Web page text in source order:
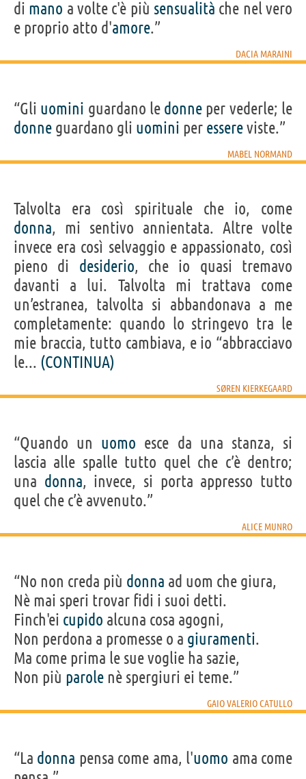
di mano a volte c'è più sensualità che nel vero
e proprio atto d'amore.”
DACIA MARAINI
“Gli uomini guardano le donne per vederle; le
donne guardano gli uomini per essereviste.”
MABEL NORMAND
Talvolta era così spirituale che io, come
donna, mi sentivo annientata. Altre volte
invece era così selvaggio e appassionato, così
pieno di desiderio, che io quasi tremavo
davanti a lui. Talvolta mi trattava come
un’estranea, talvolta si abbandonava a me
completamente: quando lo stringevo tra le
mie braccia, tutto cambiava, e io “abbracciavo
le... (CONTINUA)
SØREN KIERKEGAARD
“Quando un uomo esce da una stanza, si
lascia alle spalle tutto quel che c’è dentro;
una donna, invece, si porta appresso tutto
quel che c’è avvenuto.”
ALICE MUNRO
“No non creda più donna ad uom che giura,
Nè mai speri trovar fidi i suoi detti.
Finch'ei cupido alcuna cosa agogni,
Non perdona a promesse o a giuramenti.
Ma come prima le sue voglie ha sazie,
Non più parole nè spergiuri ei teme.”
GAIO VALERIO CATULLO
“La donna pensa come ama, l'uomo ama come